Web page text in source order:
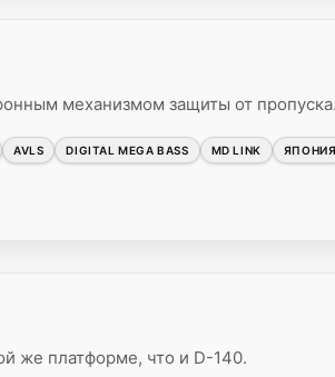
механизмом защиты от
AVLS DIGITAL MEGA BASS MD LINK
же платформе, что и D-140.